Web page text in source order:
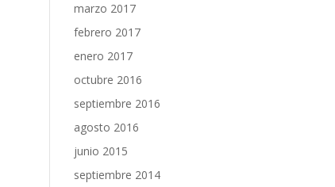
marzo 2017
febrero 2017
enero 2017
octubre 2016
septiembre 2016
agosto 2016
junio 2015
septiembre 2014